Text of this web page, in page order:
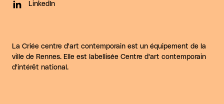
LinkedIn
La Criée centre d'art contemporain est un équipement de la
ville de Rennes. Elle est labellisée Centre d'art contemporain
d'intérêt national.